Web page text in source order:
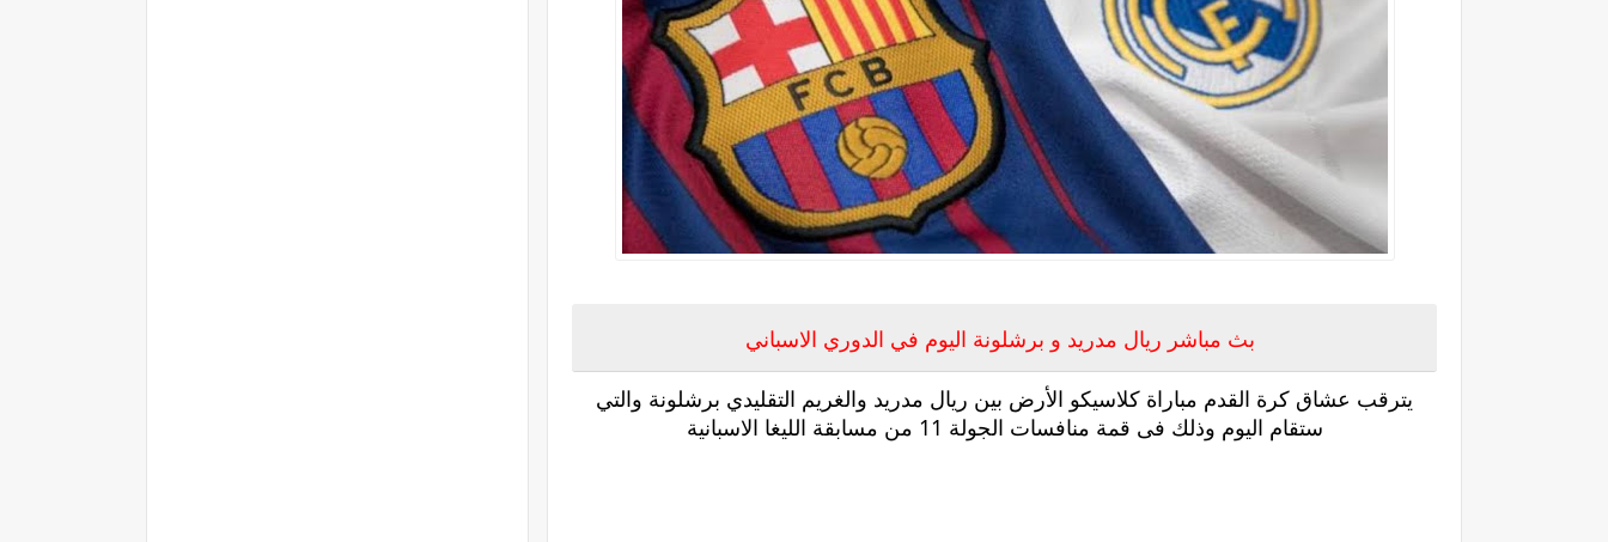
بث مباشر ريال مدريد و برشلونة اليوم في الدوري الاسباني
يترقب عشاق كرة القدم مباراة كلاسيكو الأرض بين ريال مدريد والغريم التقليدي برشلونة والتي
ستقام اليوم وذلك فى قمة منافسات الجولة 11 من مسابقة الليغا الاسبانية